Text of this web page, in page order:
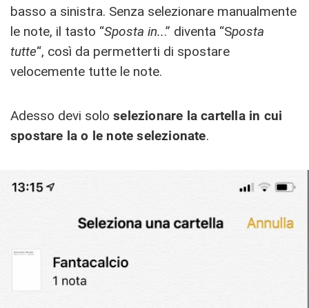
basso a sinistra. Senza selezionare manualmente
le note, il tasto “Sposta in...” diventa “Sposta
tutte“, così da permetterti di spostare
velocemente tutte le note.
Adesso devi solo selezionare la cartella in cui
spostare la o le note selezionate.